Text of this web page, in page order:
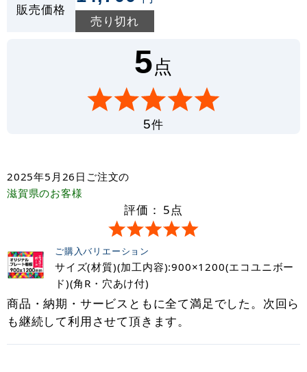
販売価格
売り切れ
5点
5件
2025年5月26日 ご注文の
滋賀県のお客様
評価： 5点
ご購入バリエーション
サイズ(材質)(加工内容):900×1200(エコユニボー
ド)(角R・穴あけ付)
商品・納期・サービスともに全て満足でした。次回ら
も継続して利用させて頂きます。